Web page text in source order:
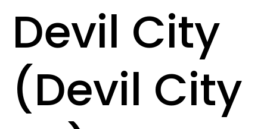
Devil City
(Devil City